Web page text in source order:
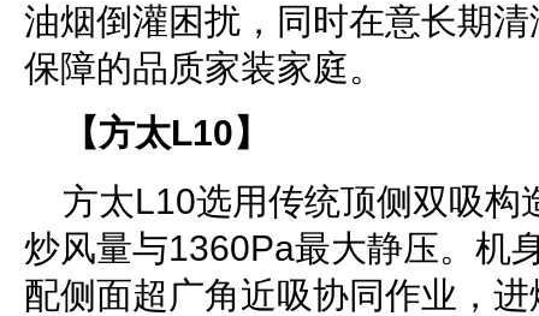
油烟倒灌困扰，同时在意长期
保障的品质家装家庭。
【方太L10】
方太L10选用传统顶侧双吸构
炒风量与1360Pa最大静压。机
配侧面超广角近吸协同作业，